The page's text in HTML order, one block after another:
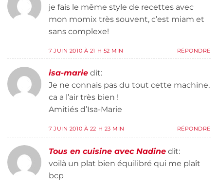
je fais le même style de recettes avec
mon momix très souvent, c’est miam et
sans complexe!
7 JUIN 2010 À 21 H 52 MIN RÉPONDRE
isa-marie dit:
Je ne connais pas du tout cette machine,
ca a l’air très bien !
Amitiés d’Isa-Marie
7 JUIN 2010 À 22 H 23 MIN RÉPONDRE
Tous en cuisine avec Nadine dit:
voilà un plat bien équilibré qui me plaît
bcp